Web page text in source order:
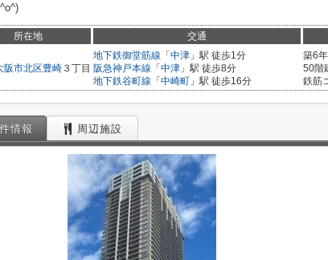
所在地 交通
阪市北区豊崎 ３丁目
地下鉄御堂筋線 「 中津 」駅 徒歩1分
阪急神戸本線 「 中津 」駅 徒歩8分
地下鉄谷町線 「 中崎町 」駅 徒歩16分
築6年
50階
鉄筋
情報 周辺施設